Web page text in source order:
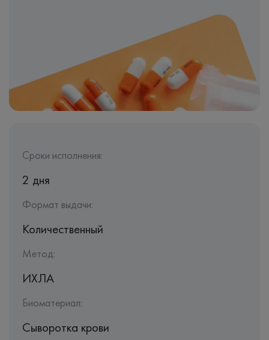
Сроки исполнения:
2 дня
Формат выдачи:
Количественный
Метод:
ИХЛА
Биоматериал:
Сыворотка крови